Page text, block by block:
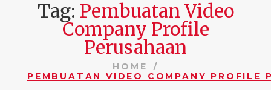
Tag: Pembuatan Video
Company Profile
Perusahaan
HOME
PEMBUATAN VIDEO COMPANY PROFILE